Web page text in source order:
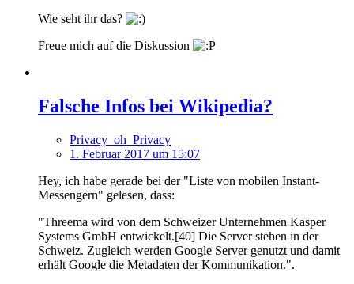
Wie seht ihr das?
Freue mich auf die Diskussion
Falsche Infos bei Wikipedia?
Privacy_oh_Privacy
1. Februar 2017 um 15:07
Hey, ich habe gerade bei der "Liste von mobilen Instant-
Messengern" gelesen, dass:
"Threema wird von dem Schweizer Unternehmen Kasper
Systems GmbH entwickelt.[40] Die Server stehen in der
Schweiz. Zugleich werden Google Server genutzt und damit
erhält Google die Metadaten der Kommunikation.".